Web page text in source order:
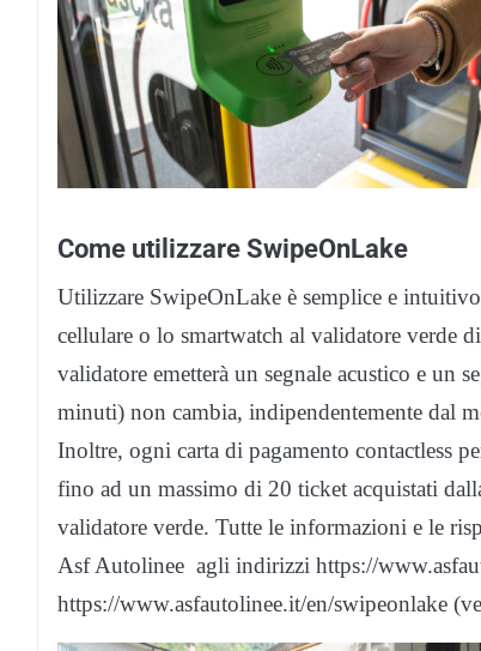
Come utilizzare SwipeOnLake
Utilizzare SwipeOnLake è semplice e
cellulare o lo smartwatch al validatore verde
validatore emetterà un segnale acustico e un
minuti) non cambia, indipendentemente dal
Inoltre, ogni carta di pagamento contactless
fino ad un massimo di 20 ticket acquistati
validatore verde. Tutte le informazioni e le
Asf Autolinee agli indirizzi https://
https://www.asfautolinee.it/en/swipeonlake